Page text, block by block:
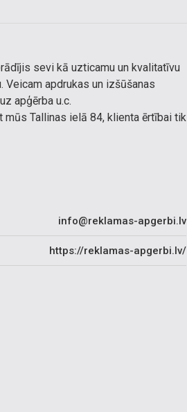
sevi kā uzticamu un kvalitatīvu
Veicam apdrukas un izšūšanas
apģērba u.c.
Tallinas ielā 84, klienta ērtībai tik
info@reklamas-apgerbi.lv
https://reklamas-apgerbi.lv/